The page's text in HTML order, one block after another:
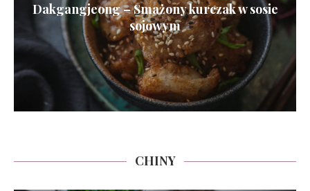
Dakgangjeong – Smażony kurczak w sosie
sojowym
CHINY